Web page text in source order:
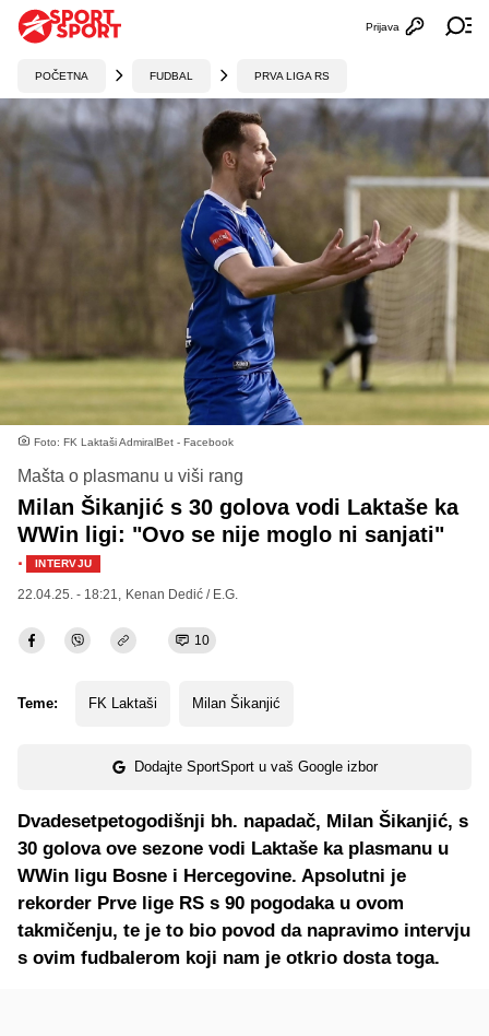
Otvori
Prijava
POČETNA FUDBAL PRVA LIGA RS
Foto: FK Laktaši AdmiralBet - Facebook
Mašta o plasmanu u viši rang
Milan Šikanjić s 30 golova vodi Laktaše ka
WWin ligi: "Ovo se nije moglo ni sanjati"
· INTERVJU
22.04.25. - 18:21, Kenan Dedić / E.G.
10
Teme: FK Laktaši Milan Šikanjić
Dodajte SportSport u vaš Google izbor
Dvadesetpetogodišnji bh. napadač, Milan Šikanjić, s
30 golova ove sezone vodi Laktaše ka plasmanu u
WWin ligu Bosne i Hercegovine. Apsolutni je
rekorder Prve lige RS s 90 pogodaka u ovom
takmičenju, te je to bio povod da napravimo intervju
s ovim fudbalerom koji nam je otkrio dosta toga.